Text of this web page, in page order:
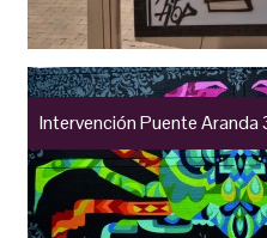
Intervención Puente Aranda